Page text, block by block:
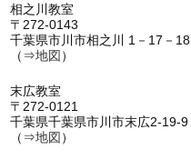
相之川教室
〒272-0143
千葉県市川市相之川 1－17－18
（⇒地図 ）
末広教室
〒272-0121
千葉県千葉県市川市末広2-19-9
（⇒地図 ）